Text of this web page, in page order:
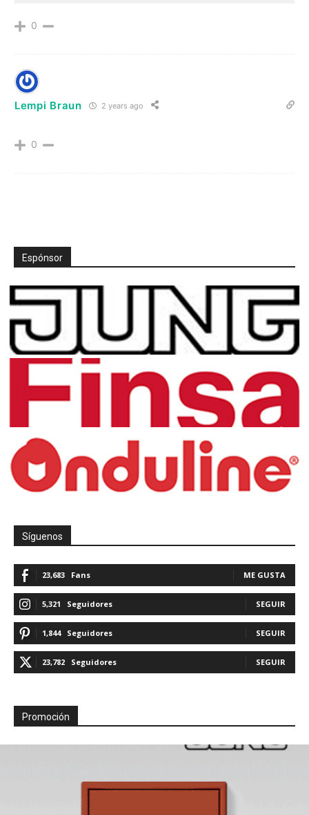
0
Lempi Braun 2 years ago
0
Espónsor
Síguenos
23,683 Fans ME GUSTA
5,321 Seguidores SEGUIR
1,844 Seguidores SEGUIR
23,782 Seguidores SEGUIR
Promoción